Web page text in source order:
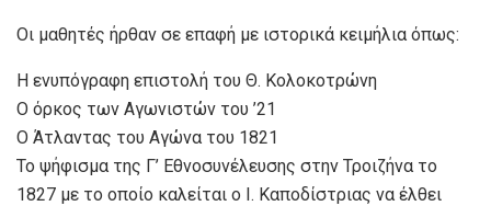
Οι μαθητές ήρθαν σε επαφή με ιστορικά κειμήλια όπως:
Η ενυπόγραφη επιστολή του Θ. Κολοκοτρώνη
Ο όρκος των Αγωνιστών του ’21
Ο Άτλαντας του Αγώνα του 1821
Το ψήφισμα της Γ’ Εθνοσυνέλευσης στην Τροιζήνα το
1827 με το οποίο καλείται ο Ι. Καποδίστριας να έλθει